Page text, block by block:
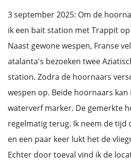
3 september 2025: Om de
ik een bait station met Trappit
Naast gewone wespen, Franse
atalanta's bezoeken twee
station. Zodra de hoornaars
wespen op. Beide hoornaars
waterverf marker. De gemerkte
regelmatig terug. Ik neem de tijd
en een paar keer lukt het de
Echter door toeval vind ik de